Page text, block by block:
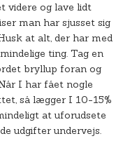
videre og lave lidt
man har sjusset sig
at alt, der har med
ting. Tag en
bryllup foran og
I har fået nogle
så lægger I 10-15%
at uforudsete
udgifter undervejs.